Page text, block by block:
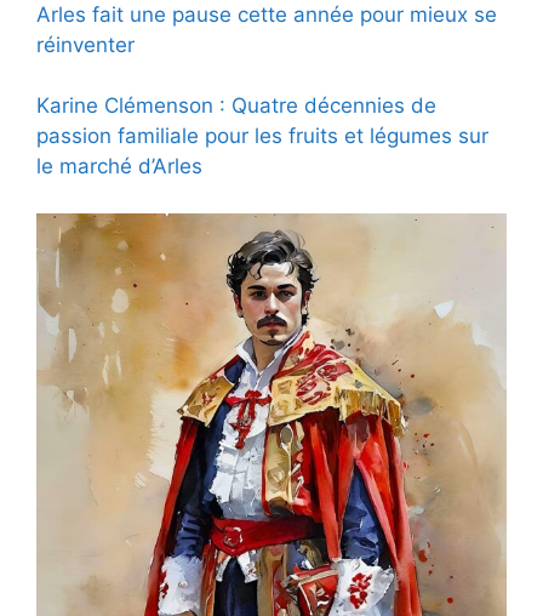
Arles fait une pause cette année pour mieux se
réinventer
Karine Clémenson : Quatre décennies de
passion familiale pour les fruits et légumes sur
le marché d’Arles